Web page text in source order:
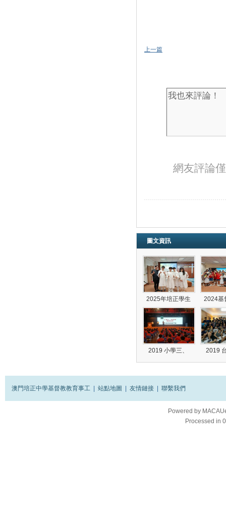
上一篇
網友評論
圖文資訊
2025年培正學生 2024基
2019 小學三、 2019
澳門培正中學基督教教育事工 | 站點地圖 | 友情鏈接 | 聯繫我們
Powered by
Processed in